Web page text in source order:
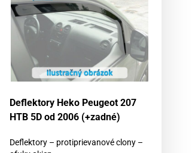
Deflektory Heko Peugeot 207
HTB 5D od 2006 (+zadné)
Deflektory – protiprievanové clony –